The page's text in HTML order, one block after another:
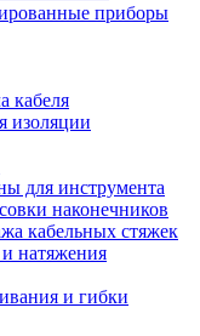
приборы
кабеля
изоляции
для инструмента
наконечников
кабельных стяжек
натяжения
и гибки